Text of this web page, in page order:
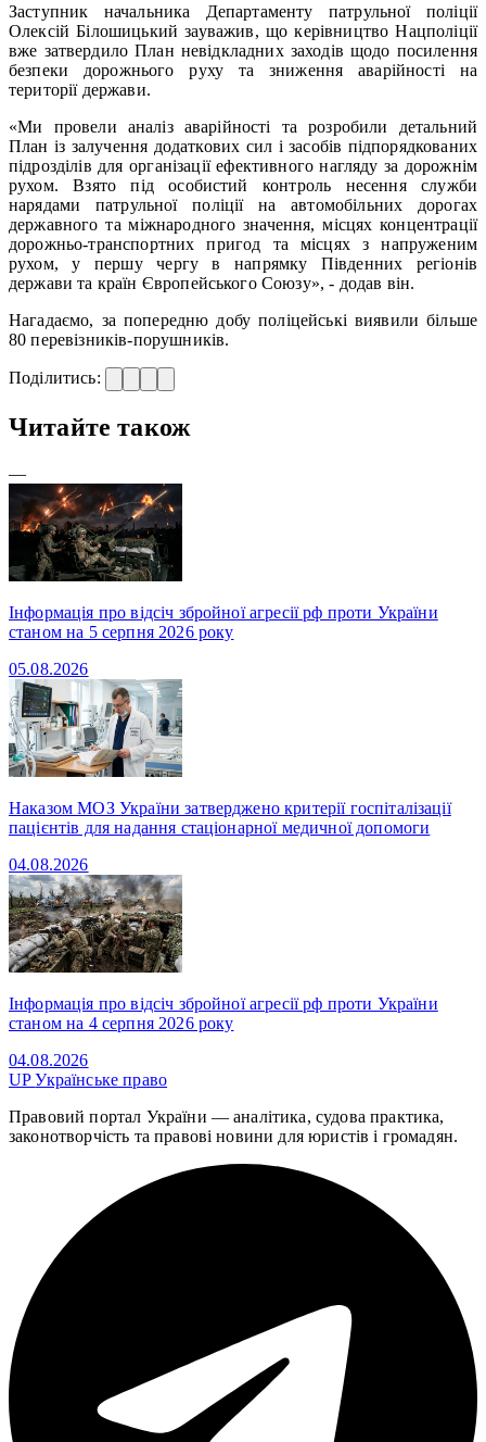
Заступник начальника Департаменту патрульної поліції
Олексій Білошицький зауважив, що керівництво Нацполіції
вже затвердило План невідкладних заходів щодо посилення
безпеки дорожнього руху та зниження аварійності на
території держави.
«Ми провели аналіз аварійності та розробили детальний
План із залучення додаткових сил і засобів підпорядкованих
підрозділів для організації ефективного нагляду за дорожнім
рухом. Взято під особистий контроль несення служби
нарядами патрульної поліції на автомобільних дорогах
державного та міжнародного значення, місцях концентрації
дорожньо-транспортних пригод та місцях з напруженим
рухом, у першу чергу в напрямку Південних регіонів
держави та країн Європейського Союзу», - додав він.
Нагадаємо, за попередню добу поліцейські виявили більше
80 перевізників-порушників.
Поділитись:
Читайте також
—
Інформація про відсіч збройної агресії рф проти України
станом на 5 серпня 2026 року
05.08.2026
Наказом МОЗ України затверджено критерії госпіталізації
пацієнтів для надання стаціонарної медичної допомоги
04.08.2026
Інформація про відсіч збройної агресії рф проти України
станом на 4 серпня 2026 року
04.08.2026
UPУкраїнське право
Правовий портал України — аналітика, судова практика,
законотворчість та правові новини для юристів і громадян.